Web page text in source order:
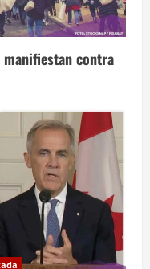
manifiestan contra